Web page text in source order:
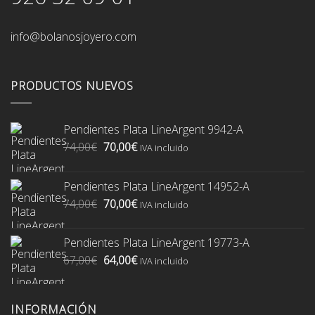
info@bolanosjoyero.com
PRODUCTOS NUEVOS
Pendientes Plata LineArgent 9942-A
74,00€ El
era:
74,00€.
70,00€El
es:
70,00€.
IVA incluido
Pendientes Plata LineArgent 14952-A
74,00€ El
era:
74,00€.
70,00€El
es:
70,00€.
IVA incluido
Pendientes Plata LineArgent 19773-A
67,00€ El
64,00€ElIVA incluido
INFORMACIÓN